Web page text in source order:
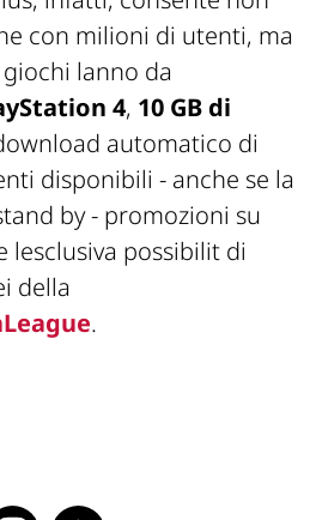
con milioni di utenti, ma
lanno da
4, 10 GB di
automatico di
disponibili - anche se la
by - promozioni su
lesclusiva possibilit di
della
.